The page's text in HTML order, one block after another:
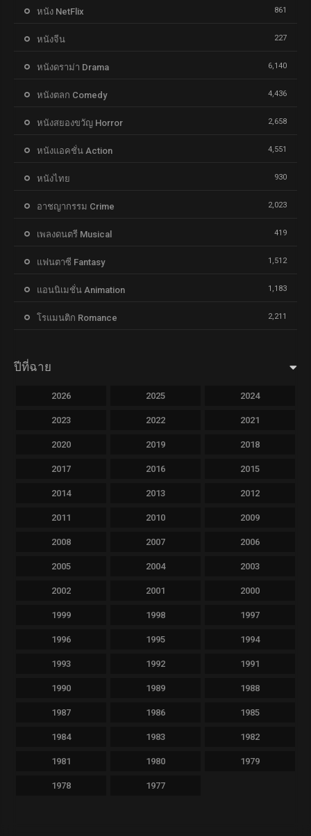
หนัง NetFlix 861
หนังจีน 227
หนังดราม่า Drama 6,140
หนังตลก Comedy 4,436
หนังสยองขวัญ Horror 2,658
หนังแอคชั่น Action 4,551
หนังไทย 930
อาชญากรรม Crime 2,023
เพลงดนตรี Musical 419
แฟนตาซี Fantasy 1,512
แอนนิเมชั่น Animation 1,183
โรแมนติก Romance 2,211
ปีที่ฉาย
2026 2025 2024
2023 2022 2021
2020 2019 2018
2017 2016 2015
2014 2013 2012
2011 2010 2009
2008 2007 2006
2005 2004 2003
2002 2001 2000
1999 1998 1997
1996 1995 1994
1993 1992 1991
1990 1989 1988
1987 1986 1985
1984 1983 1982
1981 1980 1979
1978 1977